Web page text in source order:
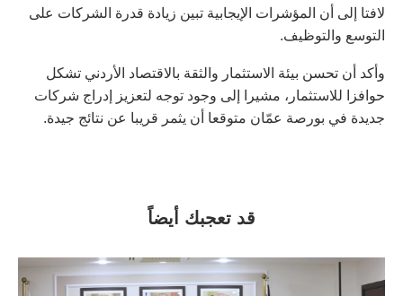
لافتا إلى أن المؤشرات الإيجابية تبين زيادة قدرة الشركات على
التوسع والتوظيف.
وأكد أن تحسن بيئة الاستثمار والثقة بالاقتصاد الأردني تشكل
حوافزا للاستثمار، مشيرا إلى وجود توجه لتعزيز إدراج شركات
جديدة في بورصة عمّان متوقعا أن يثمر قريبا عن نتائج جيدة.
قد تعجبك أيضاً